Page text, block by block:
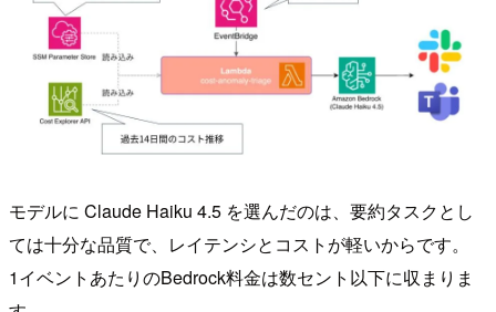
モデルに Claude Haiku 4.5 を選んだのは、要約タスクとし
ては十分な品質で、レイテンシとコストが軽いからです。
1イベントあたりのBedrock料金は数セント以下に収まりま